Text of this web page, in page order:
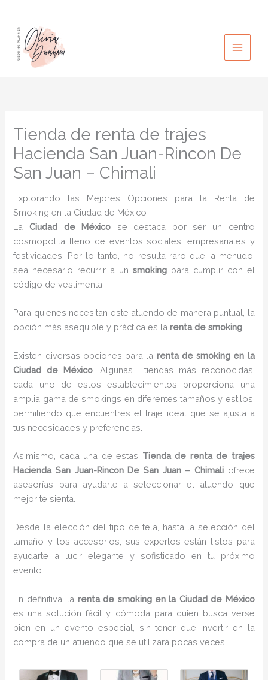
contenido
Tienda de renta de trajes
Hacienda San Juan-Rincon De
San Juan – Chimali
Explorando las Mejores Opciones para la Renta de
Smoking en la Ciudad de México
LaCiudad de México se destaca por ser un centro
cosmopolita lleno de eventos sociales, empresariales y
festividades. Por lo tanto, no resulta raro que, a menudo,
sea necesario recurrir a un smokingpara cumplir con el
código de vestimenta.
Para quienes necesitan este atuendo de manera puntual, la
opción más asequible y práctica es larenta de smoking
Existen diversas opciones para la renta de smoking en la
Ciudad de México . Algunas tiendas más reconocidas,
cada uno de estos establecimientos proporciona una
amplia gama de smokings en diferentes tamaños y estilos,
permitiendo que encuentres el traje ideal que se ajusta a
tus necesidades y preferencias.
Asimismo, cada una de estas Tienda de renta de trajes
Hacienda San Juan-Rincon De San Juan – Chimali ofrece
asesorías para ayudarte a seleccionar el atuendo que
mejor te sienta.
Desde la elección del tipo de tela, hasta la selección del
tamaño y los accesorios, sus expertos están listos para
ayudarte a lucir elegante y sofisticado en tu próximo
evento.
En definitiva, la renta de smoking en la Ciudad de México
es una solución fácil y cómoda para quien busca verse
bien en un evento especial, sin tener que invertir en la
compra de un atuendo que se utilizará pocas veces.